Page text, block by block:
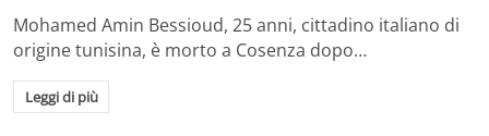
Mohamed Amin Bessioud, 25 anni, cittadino italiano di
origine tunisina, è morto a Cosenza dopo…
Leggi di più